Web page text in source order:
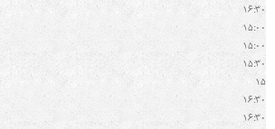
16:30
15:00
15:00
15:30
15
16:30
16:30